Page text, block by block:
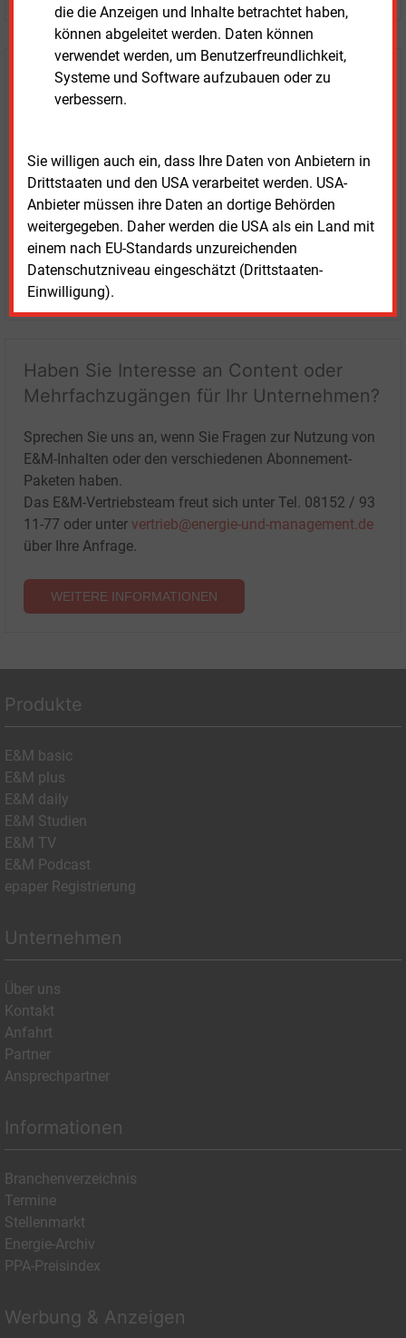
die die Anzeigen und Inhalte betrachtet haben,
können abgeleitet werden. Daten können
verwendet werden, um Benutzerfreundlichkeit,
Systeme und Software aufzubauen oder zu
verbessern.
Sie willigen auch ein, dass Ihre Daten von Anbietern in
Drittstaaten und den USA verarbeitet werden. USA-
Anbieter müssen ihre Daten an dortige Behörden
weitergegeben. Daher werden die USA als ein Land mit
einem nach EU-Standards unzureichenden
Datenschutzniveau eingeschätzt (Drittstaaten-
Einwilligung).
Login für Kunden
LOGIN
Haben Sie Interesse an Content oder
Mehrfachzugängen für Ihr Unternehmen?
Sprechen Sie uns an, wenn Sie Fragen zur Nutzung von
E&M-Inhalten oder den verschiedenen Abonnement-
Paketen haben.
Das E&M-Vertriebsteam freut sich unter Tel. 08152 / 93
11-77 oder unter vertrieb@energie-und-management.de
über Ihre Anfrage.
WEITERE INFORMATIONEN
Produkte
E&M basic
E&M plus
E&M daily
E&M Studien
E&M TV
E&M Podcast
epaper Registrierung
Unternehmen
Über uns
Kontakt
Anfahrt
Partner
Ansprechpartner
Informationen
Branchenverzeichnis
Termine
Stellenmarkt
Energie-Archiv
PPA-Preisindex
Werbung & Anzeigen